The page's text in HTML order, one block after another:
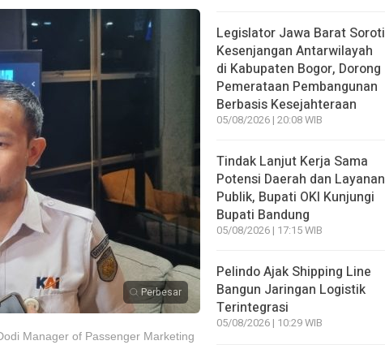
Perbesar
Manager of Passenger Marketing
Legislator Jawa Barat Soroti
Kesenjangan Antarwilayah
di Kabupaten Bogor, Dorong
Pemerataan Pembangunan
Berbasis Kesejahteraan
05/08/2026 | 20:08 WIB
Tindak Lanjut Kerja Sama
Potensi Daerah dan Layanan
Publik, Bupati OKI Kunjungi
Bupati Bandung
05/08/2026 | 17:15 WIB
Pelindo Ajak Shipping Line
Bangun Jaringan Logistik
Terintegrasi
05/08/2026 | 10:29 WIB